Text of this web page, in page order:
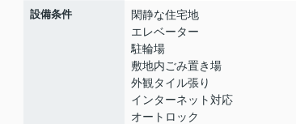
設備条件
閑静な住宅地
エレベーター
駐輪場
敷地内ごみ置き場
外観タイル張り
インターネット対応
オートロック